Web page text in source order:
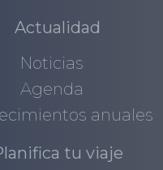
Actualidad
Noticias
Agenda
anuales
tu viaje